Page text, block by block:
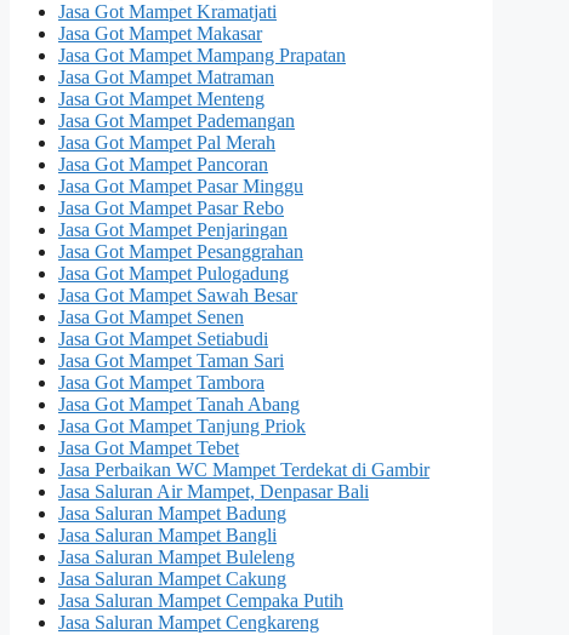
Jasa Got Mampet Kramatjati
Jasa Got Mampet Makasar
Jasa Got Mampet Mampang Prapatan
Jasa Got Mampet Matraman
Jasa Got Mampet Menteng
Jasa Got Mampet Pademangan
Jasa Got Mampet Pal Merah
Jasa Got Mampet Pancoran
Jasa Got Mampet Pasar Minggu
Jasa Got Mampet Pasar Rebo
Jasa Got Mampet Penjaringan
Jasa Got Mampet Pesanggrahan
Jasa Got Mampet Pulogadung
Jasa Got Mampet Sawah Besar
Jasa Got Mampet Senen
Jasa Got Mampet Setiabudi
Jasa Got Mampet Taman Sari
Jasa Got Mampet Tambora
Jasa Got Mampet Tanah Abang
Jasa Got Mampet Tanjung Priok
Jasa Got Mampet Tebet
Jasa Perbaikan WC Mampet Terdekat di Gambir
Jasa Saluran Air Mampet, Denpasar Bali
Jasa Saluran Mampet Badung
Jasa Saluran Mampet Bangli
Jasa Saluran Mampet Buleleng
Jasa Saluran Mampet Cakung
Jasa Saluran Mampet Cempaka Putih
Jasa Saluran Mampet Cengkareng